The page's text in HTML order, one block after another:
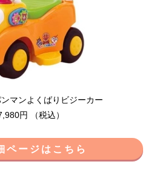
マンよくばりビジーカー
円 （税込）
ページはこちら